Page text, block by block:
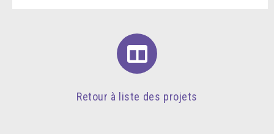
Retour à liste des projets